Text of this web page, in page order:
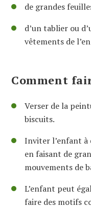
de grandes
d’un tablier ou
vêtements de
Comment
Verser de la
biscuits.
Inviter l’enfant à
en faisant de
mouvements de
L’enfant peut
faire des motifs